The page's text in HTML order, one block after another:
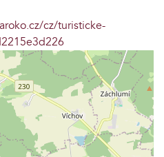
cz/turisticke-